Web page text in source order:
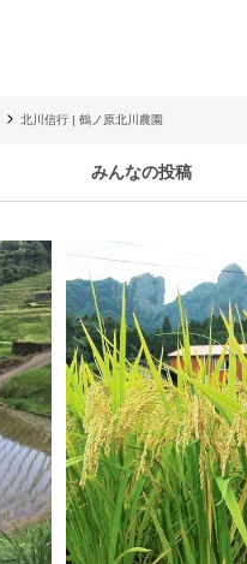
北川信行 | 鶴ノ原北川農園
みんなの投稿